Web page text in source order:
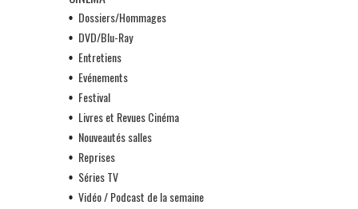
Dossiers/Hommages
DVD/Blu-Ray
Entretiens
Evénements
Festival
Livres et Revues Cinéma
Nouveautés salles
Reprises
Séries TV
Vidéo / Podcast de la semaine